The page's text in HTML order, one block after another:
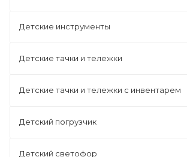
Детские инструменты
Детские тачки и тележки
Детские тачки и тележки с инвентарем
Детский погрузчик
Детский светофор